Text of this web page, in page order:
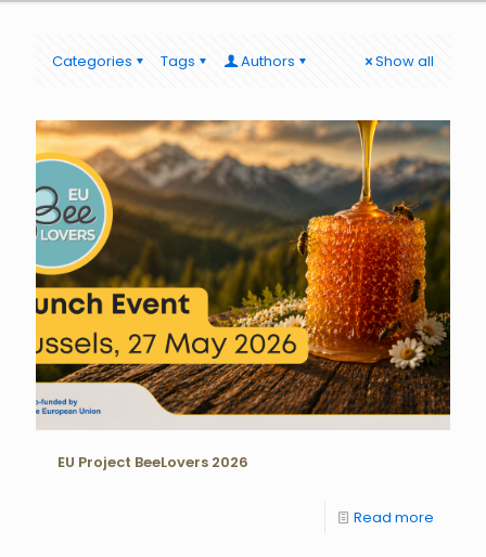
Categories Tags Authors Show all
EU Project BeeLovers 2026
Read more